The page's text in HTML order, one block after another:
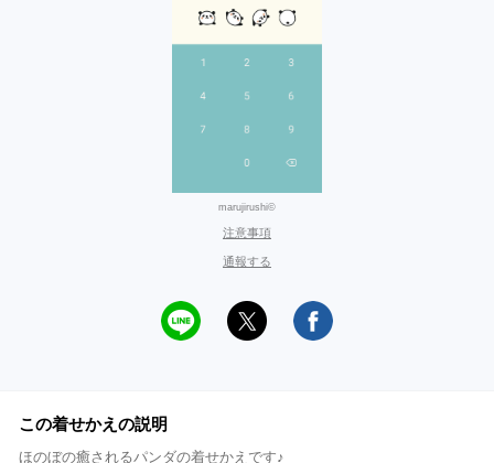
marujirushi©
注意事項
通報する
この着せかえの説明
ほのぼの癒されるパンダの着せかえです♪